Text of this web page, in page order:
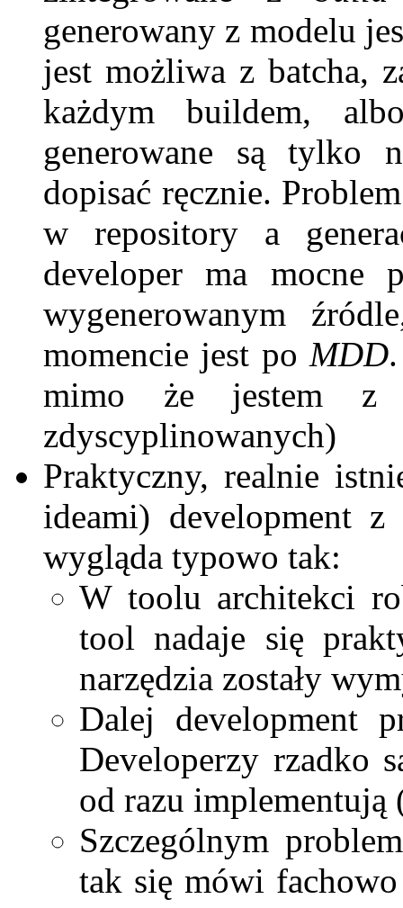
generowany z modelu
jest możliwa z batcha,
każdym buildem,
generowane są tylko
dopisać ręcznie.
w repository a
developer ma mocne
wygenerowanym
momencie jest po MDD
mimo że jestem z
zdyscyplinowanych)
Praktyczny, realnie
ideami) development
wygląda typowo tak:
W toolu architekci
tool nadaje się
narzędzia zostały
Dalej development
Developerzy rzadko
od razu implementują
Szczególnym
tak się mówi